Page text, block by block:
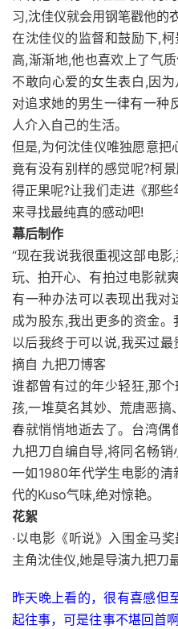
习,沈佳仪就会用钢笔戳他的
在沈佳仪的监督和鼓励下,
高,渐渐地,他也喜欢上了气
不敢向心爱的女生表白,因
对追求她的男生一律有一种
人介入自己的生活。
但是,为何沈佳仪唯独愿意把
竟有没有别样的感觉呢?柯
得正果呢?让我们走进《那
来寻找最纯真的感动吧!
幕后制作
“现在我说我很重视这部电
玩、拍开心、有拍过电影就
有一种办法可以表现出我对
成为股东,我出更多的资金
以后我终于可以说,我买
摘自 九把刀博客
谁都曾有过的年少轻狂,那
孩,一堆莫名其妙、荒唐恶搞
春就悄悄地逝去了。台湾偶
九把刀自编自导,将同名畅
一如1980年代学生电影的
代的Kuso气味,绝对惊艳。
花絮
·以电影《听说》入围金马
主角沈佳仪,她是导演九把刀
昨天晚上看的，很有喜感但
起往事，可是往事不堪回首